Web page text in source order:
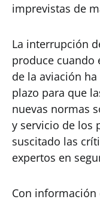
imprevistas de
La interrupción
produce cuando
de la aviación
plazo para que
nuevas normas
y servicio de los
suscitado las
expertos en
Con información